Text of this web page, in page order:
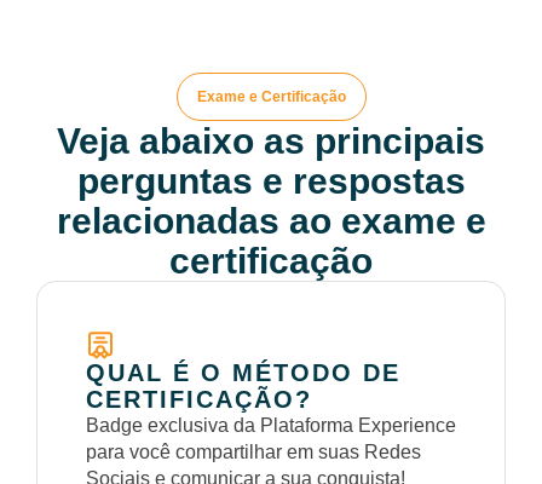
Exame e Certificação
Veja abaixo as principais
perguntas e respostas
relacionadas ao exame e
certificação
QUAL É O MÉTODO DE
CERTIFICAÇÃO?
Badge exclusiva da Plataforma Experience
para você compartilhar em suas Redes
Sociais e comunicar a sua conquista!